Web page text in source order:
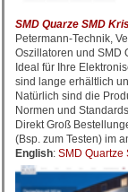
SMD Quarze SMD
Petermann-Technik,
Oszillatoren und SMD
Ideal für Ihre
sind lange erhältlich
Natürlich sind die
Normen und
Direkt Groß
(Bsp. zum Testen) im
English: SMD Quartze